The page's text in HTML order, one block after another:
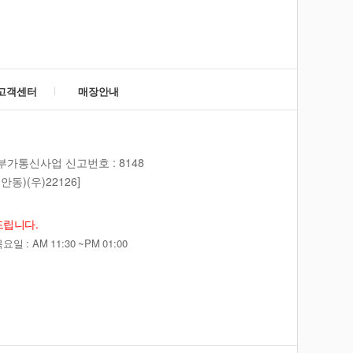
객센터 매장안내
가통신사업 신고번호 : 8148
동)(우)22126]
니다.
일 : AM 11:30 ~PM 01:00